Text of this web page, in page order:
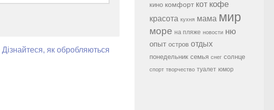
Дізнайтеся, як обробляються
кино комфорт кот кофе
красота кухня мама мир
море на пляже новости ню
опыт остров отдых
понедельник семья снег солнце
спорт творчество туалет юмор